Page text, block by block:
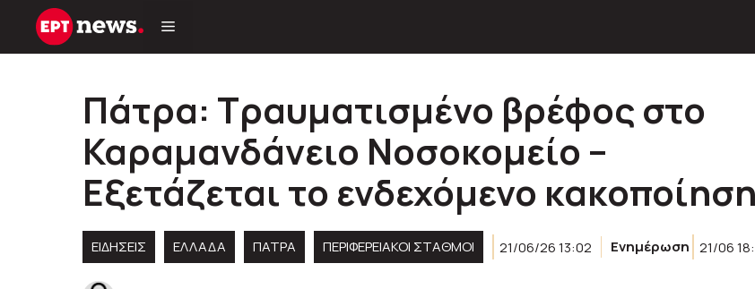
Μετάβαση
Πάτρα: Τραυματισμένο βρέφος στο
Καραμανδάνειο Νοσοκομείο –
Εξετάζεται το ενδεχόμενο
ΕΙΔΗΣΕΙΣ ΕΛΛΑΔΑ ΠΑΤΡΑ ΠΕΡΙΦΕΡΕΙΑΚΟΊ ΣΤΑΘΜΟΊ 21/06/26 13:02 Ενημέρωση 21/06